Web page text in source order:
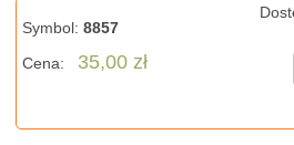
Symbol: 8857
Cena:
35,00 zł